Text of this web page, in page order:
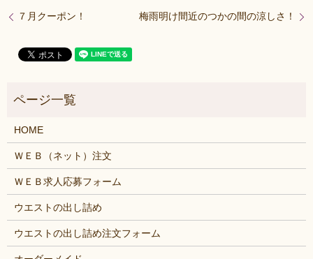
７月クーポン！ 梅雨明け間近のつかの間の涼しさ！
HOME
ＷＥＢ（ネット）注文
ＷＥＢ求人応募フォーム
ウエストの出し詰め
ウエストの出し詰め注文フォーム